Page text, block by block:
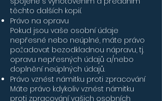
těchto dalších kopií.
Právo na opravu
Pokud jsou vaše osobní údaje
nepřesné nebo neúplné, máte právo
požadovat bezodkladnou nápravu, tj.
opravu nepřesných údajů a/nebo
doplnění neúplných údajů.
Právo vznést námitku proti zpracování
Máte právo kdykoliv vznést námitku
proti zpracování vašich osobních